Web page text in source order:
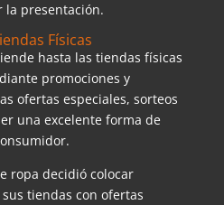
la presentación.
Físicas
hasta las tiendas físicas
promociones y
ofertas especiales, sorteos
una excelente forma de
ropa decidió colocar
tiendas con ofertas